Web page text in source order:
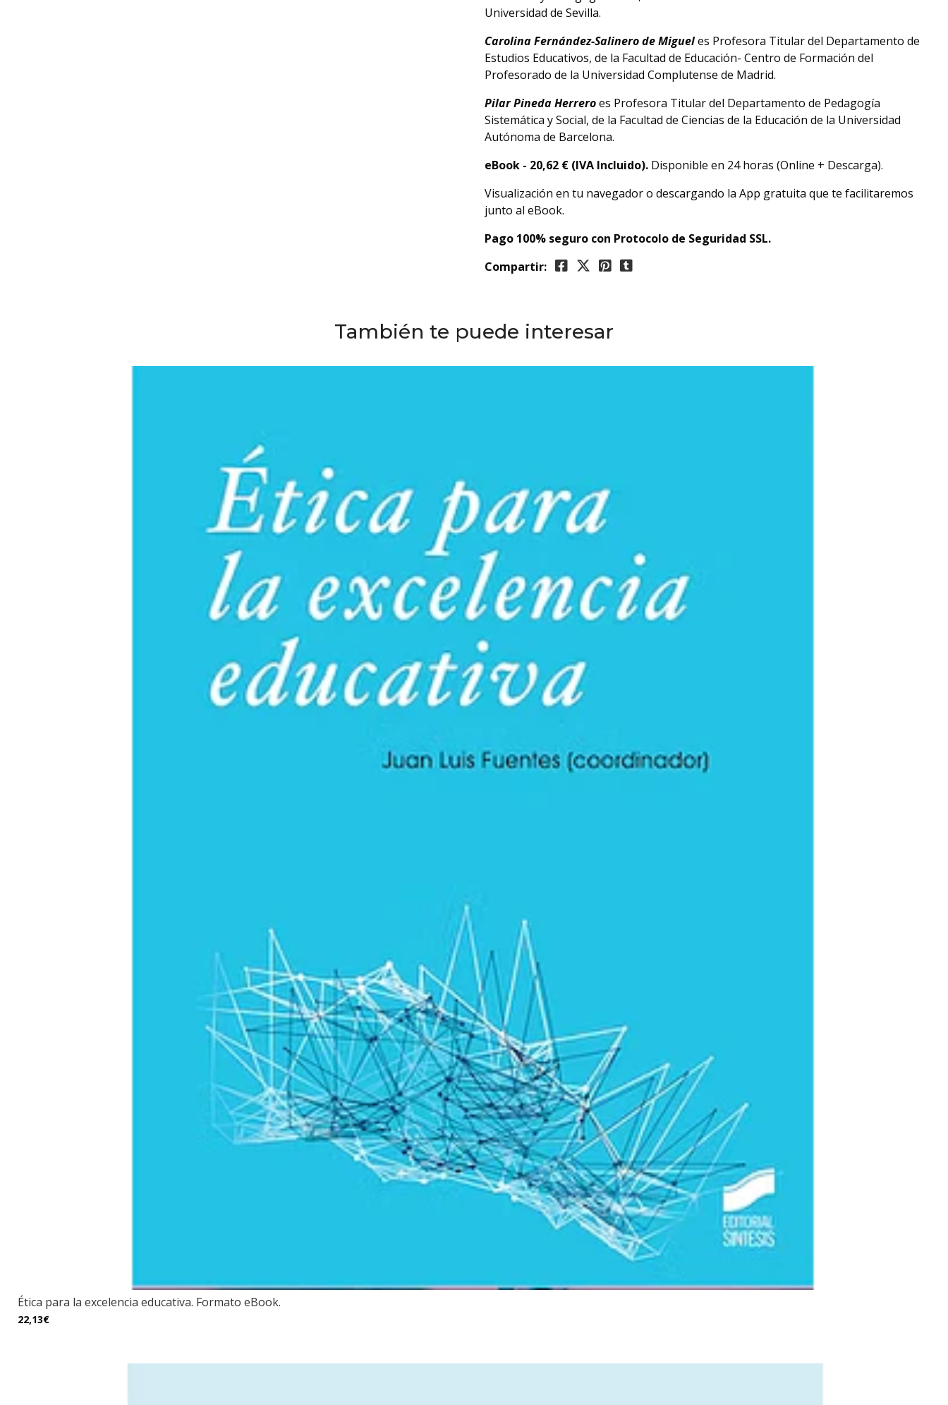
Universidad de Sevilla.
Carolina Fernández-Salinero de Migueles Profesora Titular del Departamento de
Estudios Educativos, de la Facultad de Educación- Centro de Formación del
Profesorado de la Universidad Complutense de Madrid.
Pilar Pineda Herreroes Profesora Titular del Departamento de Pedagogía
Sistemática y Social, de la Facultad de Ciencias de la Educación de la Universidad
Autónoma de Barcelona.
eBook - 20,62 € (IVA Incluido). Disponible en 24 horas (Online + Descarga).
Visualización en tu navegador o descargando la App gratuita que te facilitaremos
junto al eBook.
Pago 100% seguro con Protocolo de Seguridad SSL.
Compartir:
También te puede interesar
Ética para la excelencia educativa. Formato eBook.
22,13€